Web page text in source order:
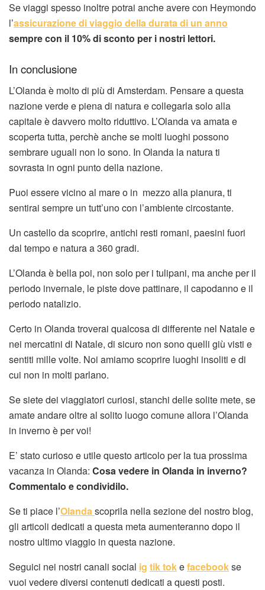
Se viaggi spesso inoltre potrai anche avere con Heymondo
l’assicurazione di viaggio della durata di un anno
sempre con il 10% di sconto per i nostri lettori.
In conclusione
L’Olanda è molto di più di Amsterdam. Pensare a questa
nazione verde e piena di natura e collegarla solo alla
capitale è davvero molto riduttivo. L’Olanda va amata e
scoperta tutta, perchè anche se molti luoghi possono
sembrare uguali non lo sono. In Olanda la natura ti
sovrasta in ogni punto della nazione.
Puoi essere vicino al mare o in mezzo alla pianura, ti
sentirai sempre un tutt’uno con l’ambiente circostante.
Un castello da scoprire, antichi resti romani, paesini fuori
dal tempo e natura a 360 gradi.
L’Olanda è bella poi, non solo per i tulipani, ma anche per il
periodo invernale, le piste dove pattinare, il capodanno e il
periodo natalizio.
Certo in Olanda troverai qualcosa di differente nel Natale e
nei mercatini di Natale, di sicuro non sono quelli giù visti e
sentiti mille volte. Noi amiamo scoprire luoghi insoliti e di
cui non in molti parlano.
Se siete dei viaggiatori curiosi, stanchi delle solite mete, se
amate andare oltre al solito luogo comune allora l’Olanda
in inverno è per voi!
E’ stato curioso e utile questo articolo per la tua prossima
vacanza in Olanda: Cosa vedere in Olanda in inverno?
Commentalo e condividilo.
Se ti piace l’Olandascoprila nella sezione del nostro blog,
gli articoli dedicati a questa meta aumenteranno dopo il
nostro ultimo viaggio in questa nazione.
Seguici nei nostri canali social ig tik tokefacebookse
vuoi vedere diversi contenuti dedicati a questi posti.